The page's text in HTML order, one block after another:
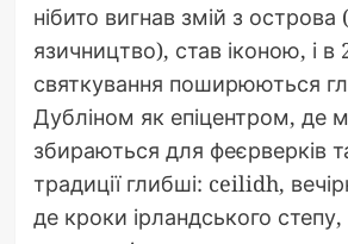
нібито вигнав змій з
язичництво), став іконою, і в
святкування поширюються
Дубліном як епіцентром, де
збираються для феєрверків
традиції глибші: ceilidh,
де кроки ірландського